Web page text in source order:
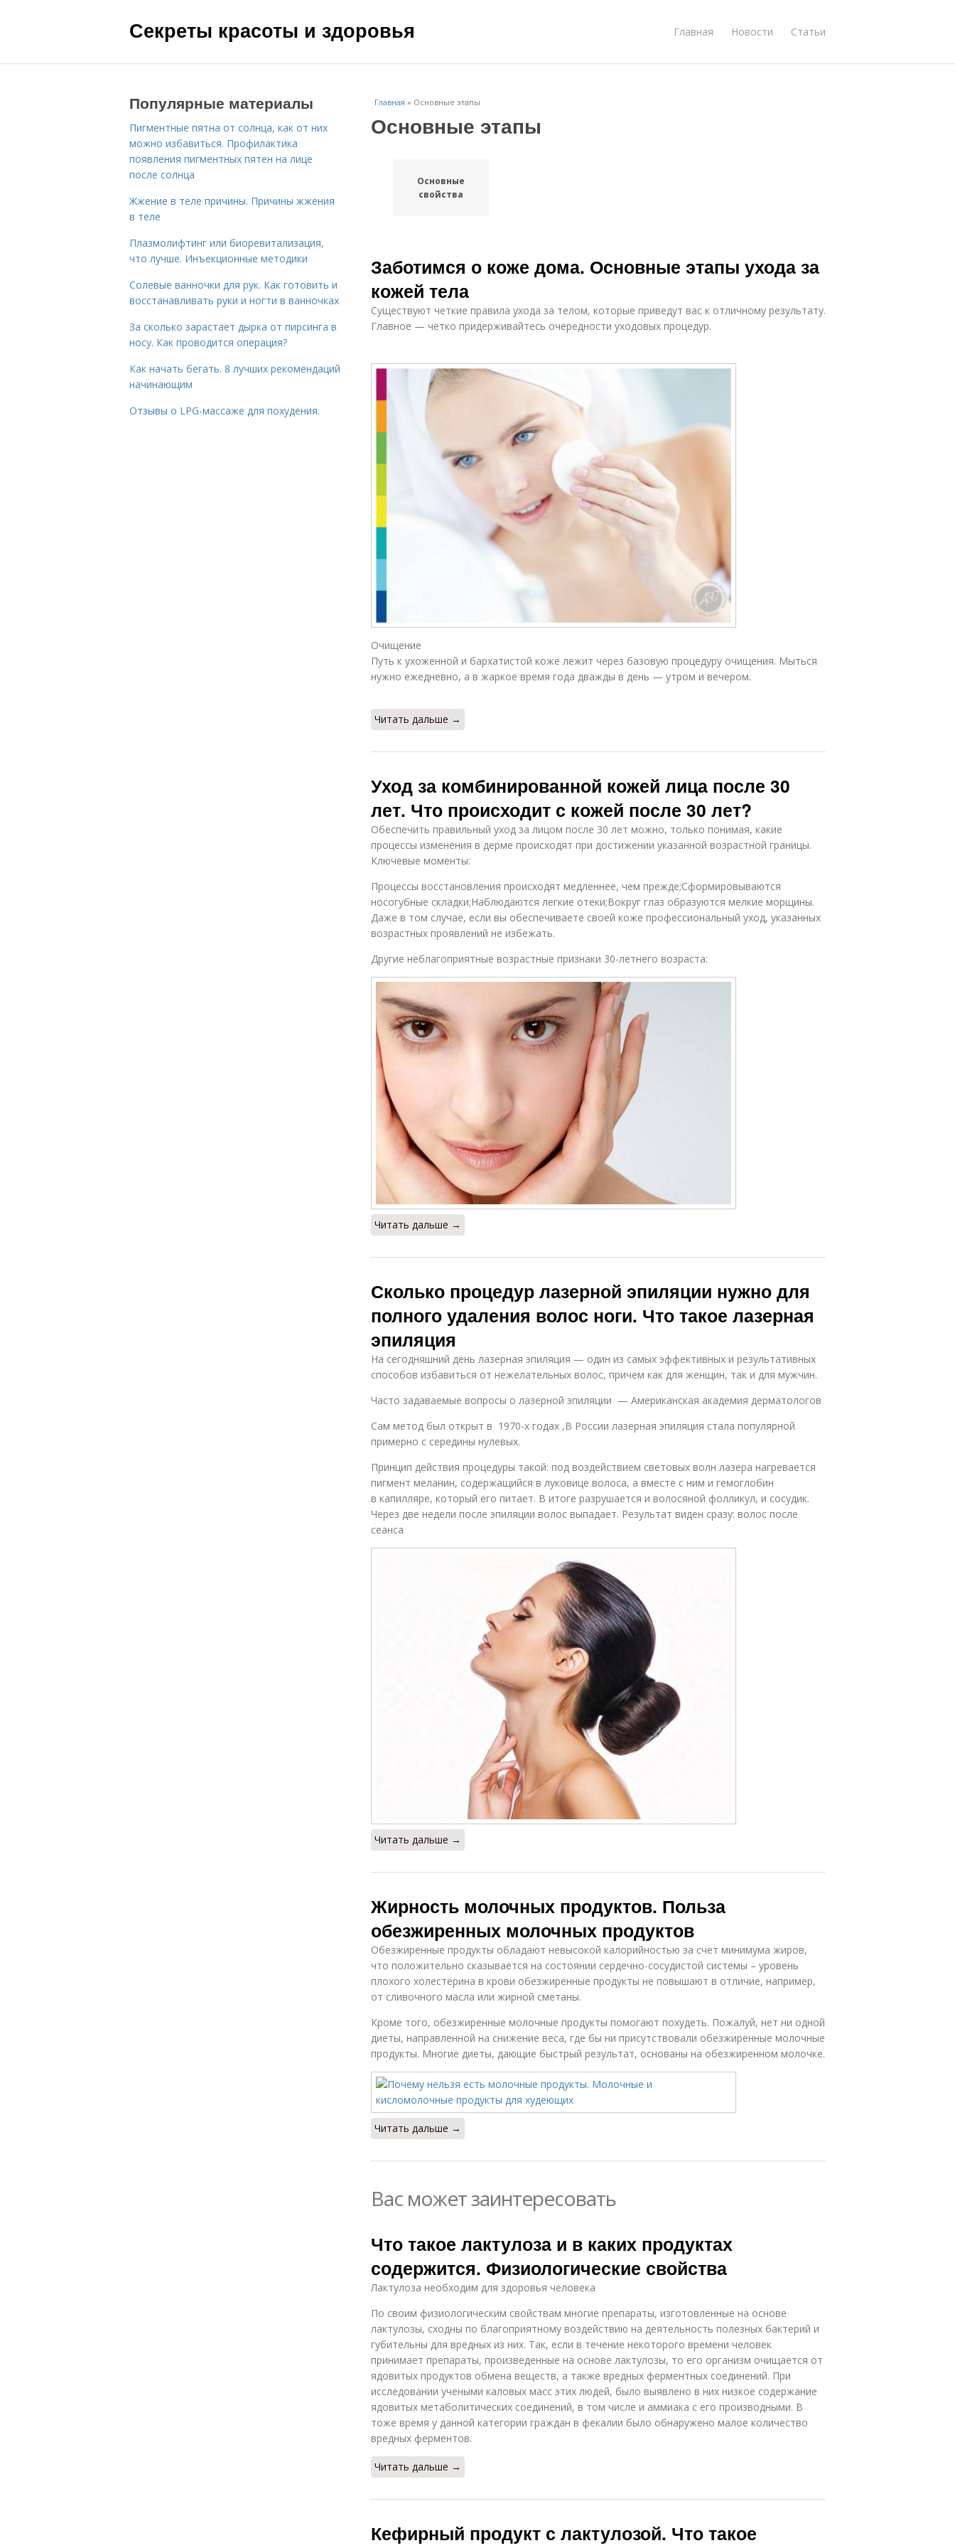
Секреты красоты и здоровья Главная Новости Статьи
Главная » Основные этапы
Основные этапы
Основные
свойства
Заботимся о коже дома. Основные этапы ухода за
кожей тела
Существуют четкие правила ухода за телом, которые приведут вас к отличному результату.
Главное — четко придерживайтесь очередности уходовых процедур.
Очищение
Путь к ухоженной и бархатистой коже лежит через базовую процедуру очищения. Мыться
нужно ежедневно, а в жаркое время года дважды в день — утром и вечером.
Читать дальше →
Уход за комбинированной кожей лица после 30
лет. Что происходит с кожей после 30 лет?
Обеспечить правильный уход за лицом после 30 лет можно, только понимая, какие
процессы изменения в дерме происходят при достижении указанной возрастной границы.
Ключевые моменты:
Процессы восстановления происходят медленнее, чем прежде;Сформировываются
носогубные складки;Наблюдаются легкие отеки;Вокруг глаз образуются мелкие морщины.
Даже в том случае, если вы обеспечиваете своей коже профессиональный уход, указанных
возрастных проявлений не избежать.
Другие неблагоприятные возрастные признаки 30-летнего возраста:
Читать дальше →
Сколько процедур лазерной эпиляции нужно для
полного удаления волос ноги. Что такое лазерная
эпиляция
На сегодняшний день лазерная эпиляция — один из самых эффективных и результативных
способов избавиться от нежелательных волос, причем как для женщин, так и для мужчин.
Часто задаваемые вопросы о лазерной эпиляции — Американская академия дерматологов
Сам метод был открыт в 1970-х годах ,В России лазерная эпиляция стала популярной
примерно с середины нулевых.
Принцип действия процедуры такой: под воздействием световых волн лазера нагревается
пигмент меланин, содержащийся в луковице волоса, а вместе с ним и гемоглобин
в капилляре, который его питает. В итоге разрушается и волосяной фолликул, и сосудик.
Через две недели после эпиляции волос выпадает. Результат виден сразу: волос после
сеанса
Читать дальше →
Жирность молочных продуктов. Польза
обезжиренных молочных продуктов
Обезжиренные продукты обладают невысокой калорийностью за счет минимума жиров,
что положительно сказывается на состоянии сердечно-сосудистой системы – уровень
плохого холестерина в крови обезжиренные продукты не повышают в отличие, например,
от сливочного масла или жирной сметаны.
Кроме того, обезжиренные молочные продукты помогают похудеть. Пожалуй, нет ни одной
диеты, направленной на снижение веса, где бы ни присутствовали обезжиренные молочные
продукты. Многие диеты, дающие быстрый результат, основаны на обезжиренном молочке.
Читать дальше →
Вас может заинтересовать
Что такое лактулоза и в каких продуктах
содержится. Физиологические свойства
Лактулоза необходим для здоровья человека
По своим физиологическим свойствам многие препараты, изготовленные на основе
лактулозы, сходны по благоприятному воздействию на деятельность полезных бактерий и
губительны для вредных из них. Так, если в течение некоторого времени человек
принимает препараты, произведенные на основе лактулозы, то его организм очищается от
ядовитых продуктов обмена веществ, а также вредных ферментных соединений. При
исследовании учеными каловых масс этих людей, было выявлено в них низкое содержание
ядовитых метаболитических соединений, в том числе и аммиака с его производными. В
тоже время у данной категории граждан в фекалии было обнаружено малое количество
вредных ферментов.
Читать дальше →
Кефирный продукт с лактулозой. Что такое
Популярные материалы
Пигментные пятна от солнца, как от них
можно избавиться. Профилактика
появления пигментных пятен на лице
после солнца
Жжение в теле причины. Причины жжения
в теле
Плазмолифтинг или биоревитализация,
что лучше. Инъекционные методики
Солевые ванночки для рук. Как готовить и
восстанавливать руки и ногти в ванночках
За сколько зарастает дырка от пирсинга в
носу. Как проводится операция?
Как начать бегать. 8 лучших рекомендаций
начинающим
Отзывы о LPG-массаже для похудения.